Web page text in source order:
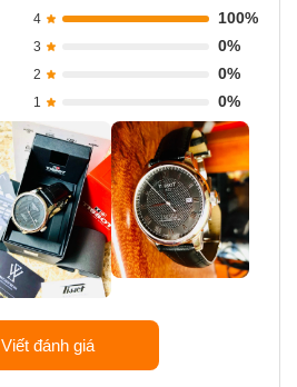
4 100%
3 0%
2 0%
1 0%
Viết đánh giá